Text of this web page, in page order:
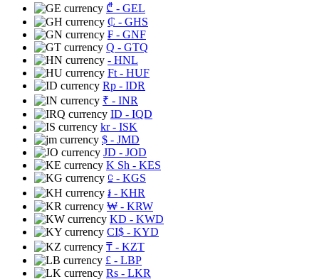
₾ - GEL
₵ - GHS
₣ - GNF
Q - GTQ
- HNL
Ft - HUF
Rp - IDR
₹ - INR
ID - IQD
kr- ISK
$ - JMD
JD - JOD
K Sh - KES
⃀ - KGS
៛ - KHR
₩ - KRW
KD - KWD
CI$ - KYD
₸ - KZT
£ - LBP
Rs - LKR